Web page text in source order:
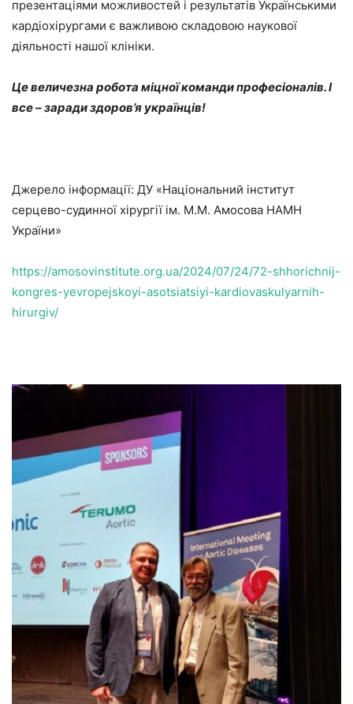
презентаціями можливостей і результатів Українськими
кардіохірургами є важливою складовою наукової
діяльності нашої клініки.
Це величезна робота міцної команди професіоналів. І
все – заради здоров’я українців!
Джерело інформації: ДУ «Національний інститут
серцево-судинної хірургії ім. М.М. Амосова НАМН
України»
https://amosovinstitute.org.ua/2024/07/24/72-shhorichnij-
kongres-yevropejskoyi-asotsiatsiyi-kardiovaskulyarnih-
hirurgiv/